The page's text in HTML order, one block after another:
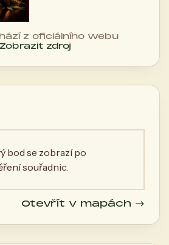
z oficiálního webu
Zobrazit zdroj
bod se zobrazí po
souřadnic.
Otevřít v mapách →